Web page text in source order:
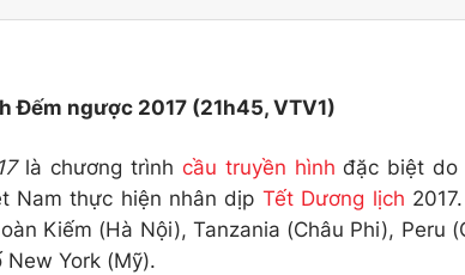
Đếm ngược 2017 (21h45, VTV1)
là chương trình cầu truyền hình đặc biệt do
Nam thực hiện nhân dịp Tết Dương lịch
Kiếm (Hà Nội), Tanzania (Châu Phi), Peru
York (Mỹ).